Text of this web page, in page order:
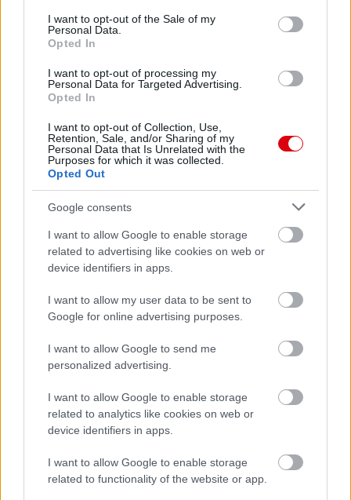
consent section.
I want to opt-out of the Sale of my
Personal Data.
Opted In
I want to opt-out of processing my
Personal Data for Targeted Advertising.
Opted In
I want to opt-out of Collection, Use,
Retention, Sale, and/or Sharing of my
Personal Data that Is Unrelated with the
Purposes for which it was collected.
Opted Out
Google consents
I want to allow Google to enable storage
related to advertising like cookies on web or
device identifiers in apps.
I want to allow my user data to be sent to
Google for online advertising purposes.
I want to allow Google to send me
personalized advertising.
I want to allow Google to enable storage
related to analytics like cookies on web or
device identifiers in apps.
I want to allow Google to enable storage
related to functionality of the website or app.
Meccs Center
Paris Saint-Germainvs
Felkészülési szezon 4. mérkőzés